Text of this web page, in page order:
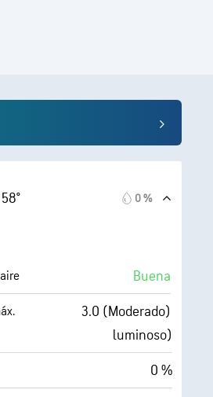
0 %
Buena
3.0 (Moderado)
luminoso)
0 %